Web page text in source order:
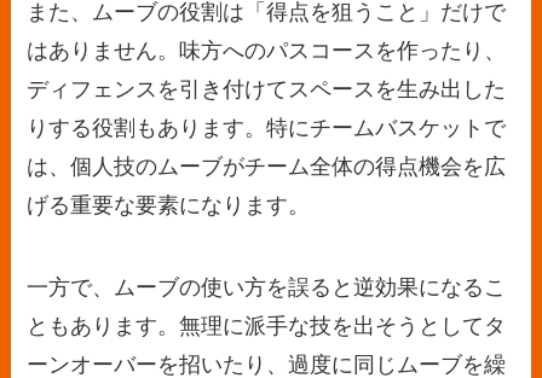
また、ムーブの役割は「得点を狙うこと」だけで
はありません。味方へのパスコースを作ったり、
ディフェンスを引き付けてスペースを生み出した
りする役割もあります。特にチームバスケットで
は、個人技のムーブがチーム全体の得点機会を広
げる重要な要素になります。
一方で、ムーブの使い方を誤ると逆効果になるこ
ともあります。無理に派手な技を出そうとしてタ
ーンオーバーを招いたり、過度に同じムーブを繰